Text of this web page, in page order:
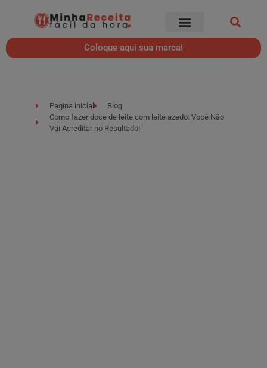
Coloque aqui sua marca!
Pagina inicial
Blog
Como fazer doce de leite com leite azedo: Você Não
Vai Acreditar no Resultado!